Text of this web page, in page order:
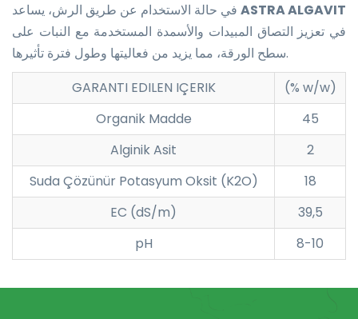
ASTRA ALGAVIT
في تعزيز التصاق المبيدات والأسمدة المستخدمة مع النبات على
سطح الورقة، مما يزيد من فعاليتها وطول فترة تأثيرها.
GARANTI EDILEN IÇERIK
(% w/w)
Organik Madde
45
Alginik Asit
2
Suda Çözünür Potasyum Oksit (K2O)
18
EC (dS/m)
39,5
pH
8-10